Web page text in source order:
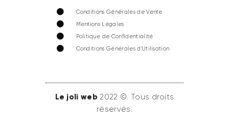
Conditions Générales de Vente
Mentions Légales
Politique de Confidentialité
Conditions Générales d'Utilisation
Le joli web 2022 ©. Tous droits
réservés.